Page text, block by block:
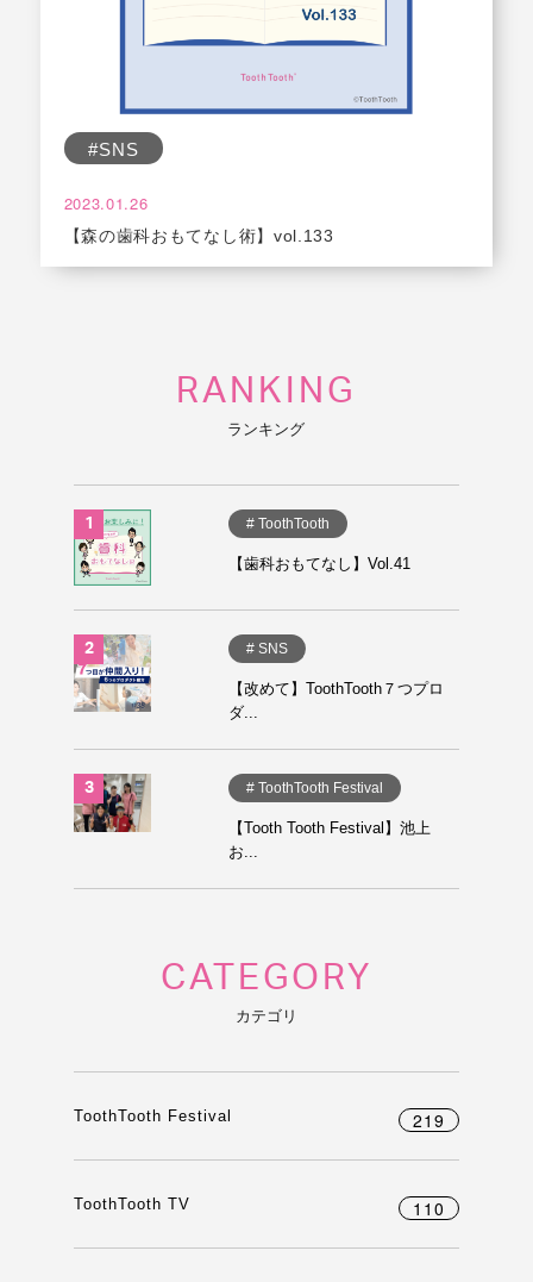
#SNS
2023.01.26
【森の歯科おもてなし術】vol.133
RANKING
ランキング
# ToothTooth
【歯科おもてなし】Vol.41
# SNS
【改めて】ToothTooth７つプロ
ダ...
# ToothTooth Festival
【Tooth Tooth Festival】池上
お...
CATEGORY
カテゴリ
ToothTooth Festival 219
ToothTooth TV 110